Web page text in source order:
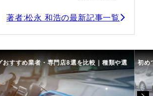
著者:松永 和浩の最新記事一覧
おすすめ業者・専門店8選を比較｜種類や選 初め